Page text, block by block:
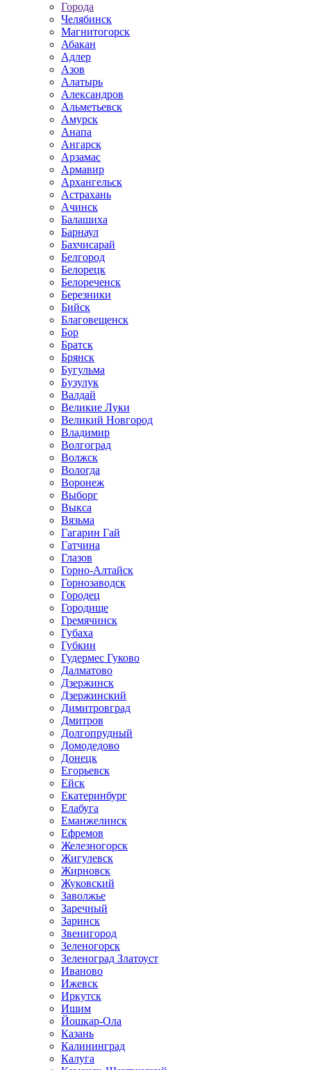
Города
Челябинск
Магнитогорск
Абакан
Адлер
Азов
Алатырь
Александров
Альметьевск
Амурск
Анапа
Ангарск
Арзамас
Армавир
Архангельск
Астрахань
Ачинск
Балашиха
Барнаул
Бахчисарай
Белгород
Белорецк
Белореченск
Березники
Бийск
Благовещенск
Бор
Братск
Брянск
Бугульма
Бузулук
Валдай
Великие Луки
Великий Новгород
Владимир
Волгоград
Волжск
Вологда
Воронеж
Выборг
Выкса
Вязьма
Гагарин Гай
Гатчина
Глазов
Горно-Алтайск
Горнозаводск
Городец
Городище
Гремячинск
Губаха
Губкин
Гудермес Гуково
Далматово
Дзержинск
Дзержинский
Димитровград
Дмитров
Долгопрудный
Домодедово
Донецк
Егорьевск
Ейск
Екатеринбург
Елабуга
Еманжелинск
Ефремов
Железногорск
Жигулевск
Жирновск
Жуковский
Заволжье
Заречный
Заринск
Звенигород
Зеленогорск
Зеленоград Златоуст
Иваново
Ижевск
Иркутск
Ишим
Йошкар-Ола
Казань
Калининград
Калуга